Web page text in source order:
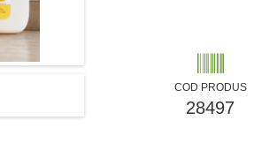
COD PRODUS
28497